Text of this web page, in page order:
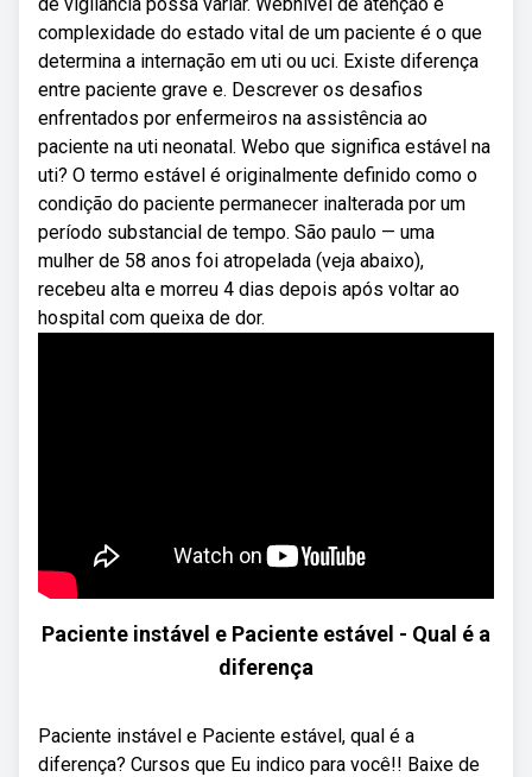
complexidade do estado vital de um paciente é o que
determina a internação em uti ou uci. Existe diferença
entre paciente grave e. Descrever os desafios
enfrentados por enfermeiros na assistência ao
paciente na uti neonatal. Webo que significa estável na
uti? O termo estável é originalmente definido como o
condição do paciente permanecer inalterada por um
período substancial de tempo. São paulo — uma
mulher de 58 anos foi atropelada (veja abaixo),
recebeu alta e morreu 4 dias depois após voltar ao
hospital com queixa de dor.
Paciente instável e Paciente estável - Qual é a
diferença
Paciente instável e Paciente estável, qual é a
diferença? Cursos que Eu indico para você!! Baixe de